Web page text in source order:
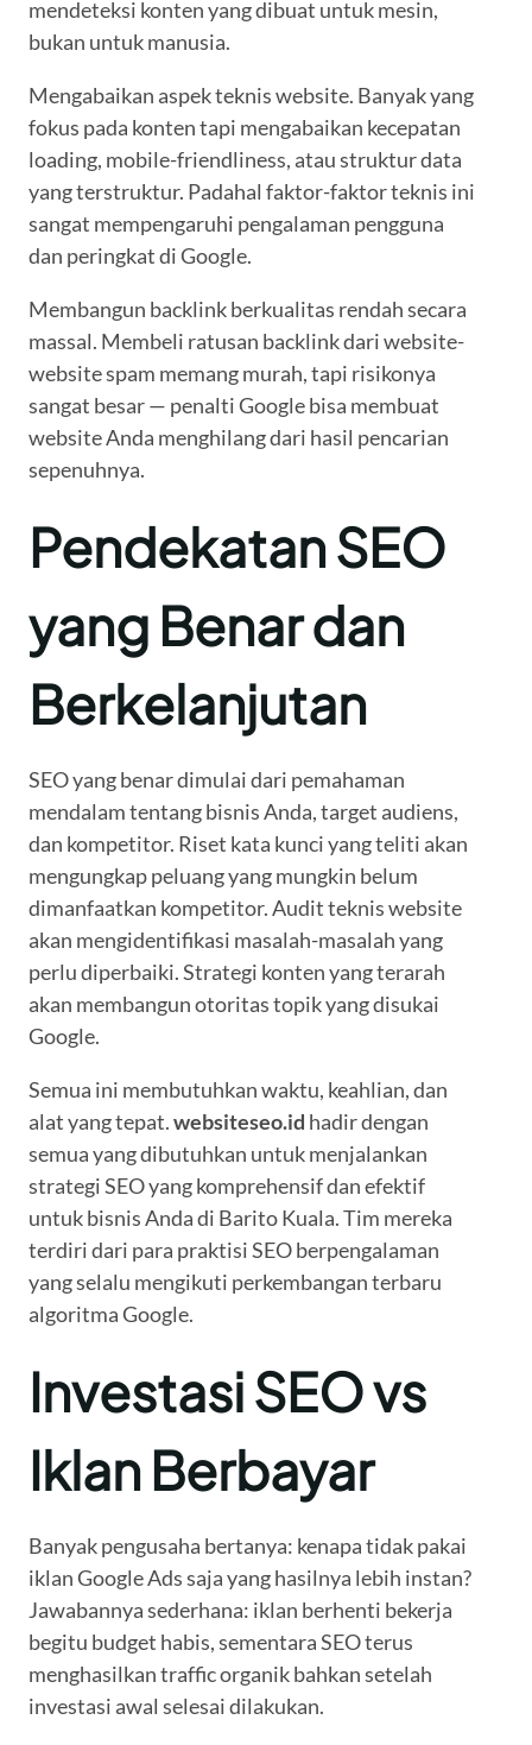
mendeteksi konten yang dibuat untuk mesin,
bukan untuk manusia.
Mengabaikan aspek teknis website. Banyak yang
fokus pada konten tapi mengabaikan kecepatan
loading, mobile-friendliness, atau struktur data
yang terstruktur. Padahal faktor-faktor teknis ini
sangat mempengaruhi pengalaman pengguna
dan peringkat di Google.
Membangun backlink berkualitas rendah secara
massal. Membeli ratusan backlink dari website-
website spam memang murah, tapi risikonya
sangat besar — penalti Google bisa membuat
website Anda menghilang dari hasil pencarian
sepenuhnya.
Pendekatan SEO
yang Benar dan
Berkelanjutan
SEO yang benar dimulai dari pemahaman
mendalam tentang bisnis Anda, target audiens,
dan kompetitor. Riset kata kunci yang teliti akan
mengungkap peluang yang mungkin belum
dimanfaatkan kompetitor. Audit teknis website
akan mengidentifikasi masalah-masalah yang
perlu diperbaiki. Strategi konten yang terarah
akan membangun otoritas topik yang disukai
Google.
Semua ini membutuhkan waktu, keahlian, dan
alat yang tepat.websiteseo.id hadir dengan
semua yang dibutuhkan untuk menjalankan
strategi SEO yang komprehensif dan efektif
untuk bisnis Anda di Barito Kuala. Tim mereka
terdiri dari para praktisi SEO berpengalaman
yang selalu mengikuti perkembangan terbaru
algoritma Google.
Investasi SEO vs
Iklan Berbayar
Banyak pengusaha bertanya: kenapa tidak pakai
iklan Google Ads saja yang hasilnya lebih instan?
Jawabannya sederhana: iklan berhenti bekerja
begitu budget habis, sementara SEO terus
menghasilkan traffic organik bahkan setelah
investasi awal selesai dilakukan.